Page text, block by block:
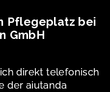
Pflegeplatz bei
GmbH
direkt telefonisch
der aiutanda